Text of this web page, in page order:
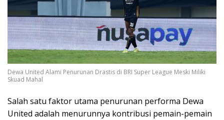
Dewa United Alami Penurunan Drastis di BRI Super League Meski Miliki
Skuad Mahal
Salah satu faktor utama penurunan performa Dewa
United adalah menurunnya kontribusi pemain-pemain